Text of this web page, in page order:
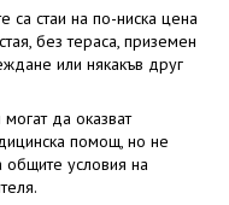
са стаи на по-ниска цена
без тераса, приземен
или някакъв друг
да оказват
помощ, но не
общите условия на